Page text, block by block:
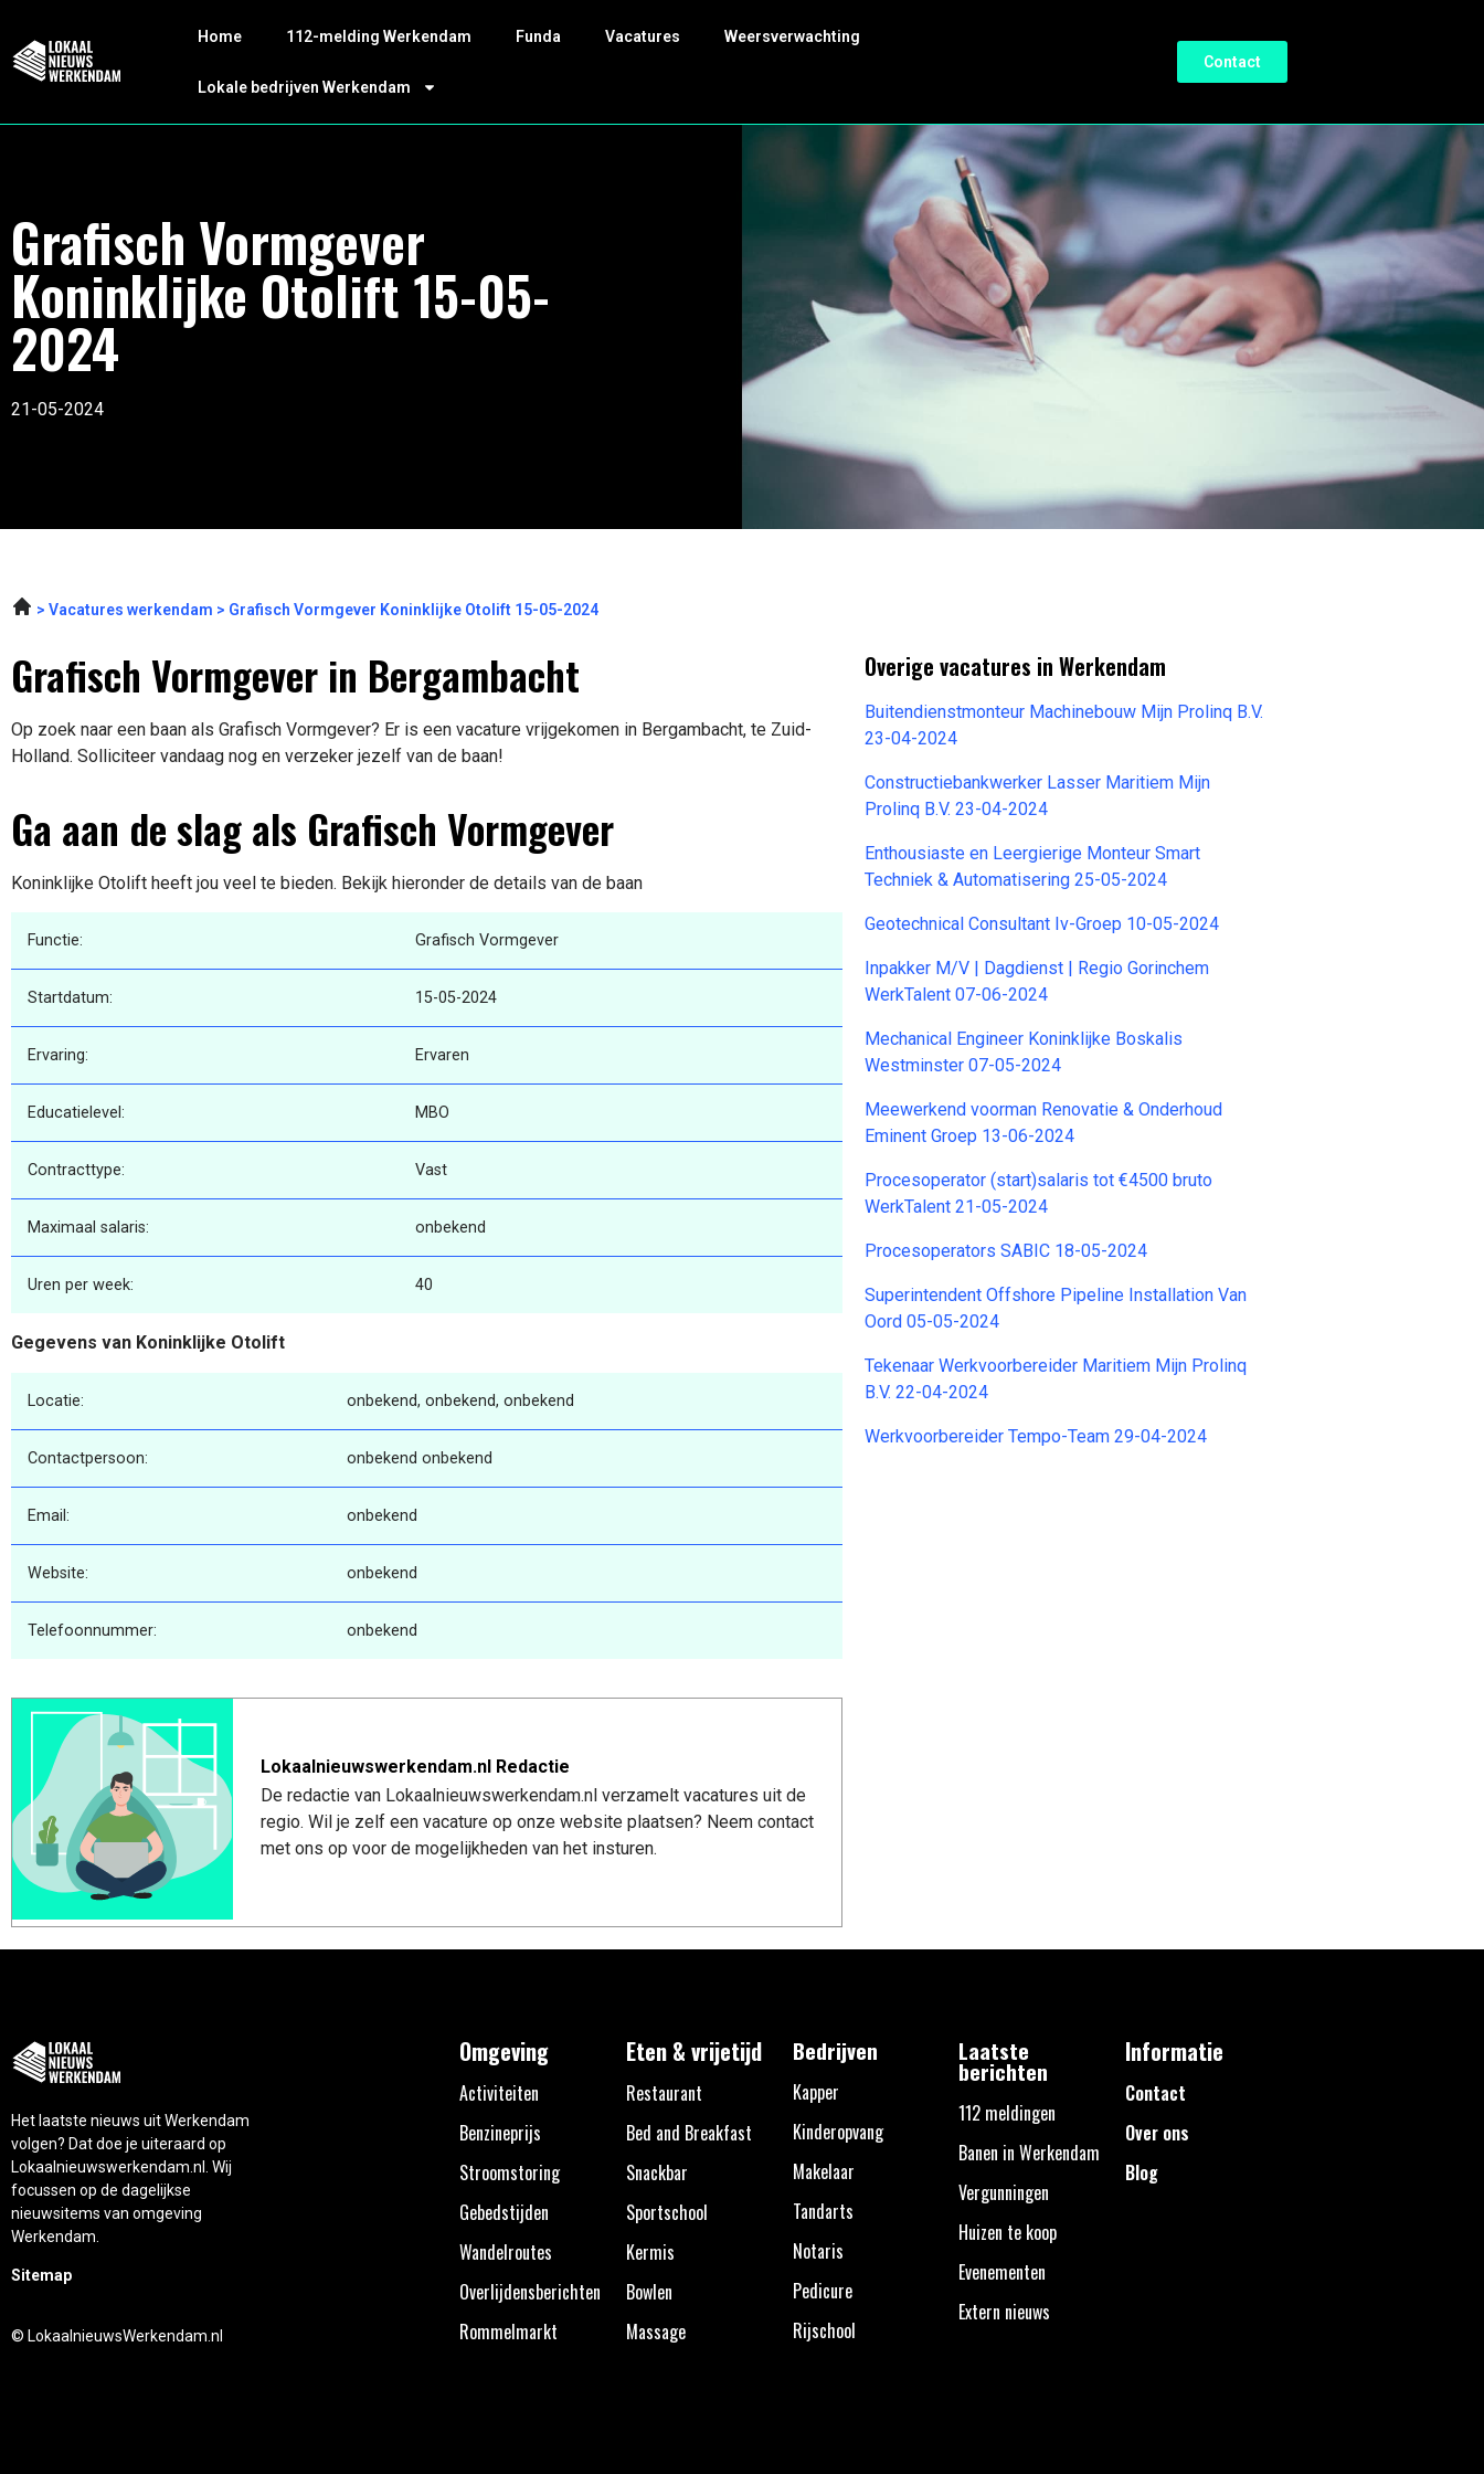
Home 112-melding Werkendam Funda Vacatures Weersverwachting
Lokale bedrijven Werkendam
Contact
Grafisch Vormgever
Koninklijke Otolift 15-05-
2024
21-05-2024
Vacatures werkendam Grafisch Vormgever Koninklijke Otolift 15-05-2024
Grafisch Vormgever in Bergambacht
Op zoek naar een baan als Grafisch Vormgever? Er is een vacature vrijgekomen in Bergambacht, te Zuid-
Holland. Solliciteer vandaag nog en verzeker jezelf van de baan!
Ga aan de slag als Grafisch Vormgever
Koninklijke Otolift heeft jou veel te bieden. Bekijk hieronder de details van de baan
Functie: Grafisch Vormgever
Startdatum: 15-05-2024
Ervaring: Ervaren
Educatielevel: MBO
Contracttype: Vast
Maximaal salaris: onbekend
Uren per week: 40
Gegevens van Koninklijke Otolift
Locatie: onbekend, onbekend, onbekend
Contactpersoon: onbekend onbekend
Email: onbekend
Website: onbekend
Telefoonnummer: onbekend
Lokaalnieuwswerkendam.nl Redactie
De redactie van Lokaalnieuwswerkendam.nl verzamelt vacatures uit de
regio. Wil je zelf een vacature op onze website plaatsen? Neem contact
met ons op voor de mogelijkheden van het insturen.
Overige vacatures in Werkendam
Buitendienstmonteur Machinebouw Mijn Prolinq B.V.
23-04-2024
Constructiebankwerker Lasser Maritiem Mijn
Prolinq B.V. 23-04-2024
Enthousiaste en Leergierige Monteur Smart
Techniek & Automatisering 25-05-2024
Geotechnical Consultant Iv-Groep 10-05-2024
Inpakker M/V | Dagdienst | Regio Gorinchem
WerkTalent 07-06-2024
Mechanical Engineer Koninklijke Boskalis
Westminster 07-05-2024
Meewerkend voorman Renovatie & Onderhoud
Eminent Groep 13-06-2024
Procesoperator (start)salaris tot €4500 bruto
WerkTalent 21-05-2024
Procesoperators SABIC 18-05-2024
Superintendent Offshore Pipeline Installation Van
Oord 05-05-2024
Tekenaar Werkvoorbereider Maritiem Mijn Prolinq
B.V. 22-04-2024
Werkvoorbereider Tempo-Team 29-04-2024
Het laatste nieuws uit Werkendam
volgen? Dat doe je uiteraard op
Lokaalnieuwswerkendam.nl. Wij
focussen op de dagelijkse
nieuwsitems van omgeving
Werkendam.
Sitemap
© LokaalnieuwsWerkendam.nl
Omgeving
Activiteiten
Benzineprijs
Stroomstoring
Gebedstijden
Wandelroutes
Overlijdensberichten
Rommelmarkt
Eten & vrijetijd
Restaurant
Bed and Breakfast
Snackbar
Sportschool
Kermis
Bowlen
Massage
Bedrijven
Kapper
Kinderopvang
Makelaar
Tandarts
Notaris
Pedicure
Rijschool
Laatste
berichten
112 meldingen
Banen in Werkendam
Vergunningen
Huizen te koop
Evenementen
Extern nieuws
Informatie
Contact
Over ons
Blog